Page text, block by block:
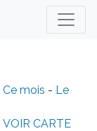
Ce mois - Le
VOIR CARTE